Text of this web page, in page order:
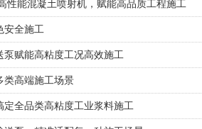
性能混凝土喷射机，赋能高品质工程施工
安全施工
赋能高粘度工况高效施工
类高端施工场景
全品类高粘度工业浆料施工